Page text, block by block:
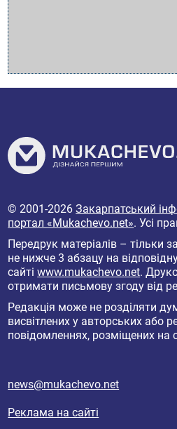
© 2001-2026Закарпатський
портал «Mukachevo.net». Усі
Передрук матеріалів – тільки
не нижче 3 абзацу на відповідну
сайтіwww.mukachevo.net.
отримати письмову згоду від
Редакція може не розділяти
висвітлених у авторських або
повідомленнях, розміщених на
news@mukachevo.net
Реклама на сайті